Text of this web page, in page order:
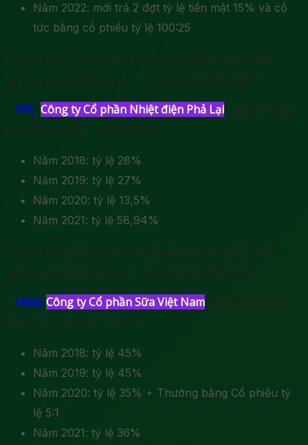
Năm 2022: mới trả 2 đợt tỷ lệ tiền mặt 15% và cổ
tức bằng cổ phiếu tỷ lệ 100:25
Giá cổ phiếu THG tại thời điểm viết bài là 64,8k, khối
lượng giao dịch trung bình là khoảng 26,6k/phiên.
+ PPC: Công ty Cổ phần Nhiệt điện Phả Lại với lịch sử trả
cổ tức bằng tiền mặt như sau:
Năm 2018: tỷ lệ 28%
Năm 2019: tỷ lệ 27%
Năm 2020: tỷ lệ 13,5%
Năm 2021: tỷ lệ 58,94%
Giá cổ phiếu PPC tại thời điểm viết bài là 18,25k, khối
lượng giao dịch trung bình là khoảng 118k/phiên.
+ VNM: Công ty Cổ phần Sữa Việt Nam với lịch sử trả cổ
tức bằng tiền mặt như sau:
Năm 2018: tỷ lệ 45%
Năm 2019: tỷ lệ 45%
Năm 2020: tỷ lệ 35% + Thưởng bằng Cổ phiếu tỷ
lệ 5:1
Năm 2021: tỷ lệ 36%